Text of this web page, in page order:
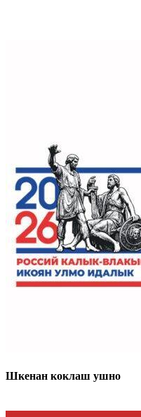
Шкенан коклаш ушно